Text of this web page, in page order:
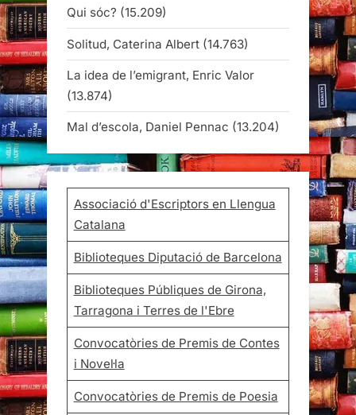
Qui sóc? (15.209)
Solitud, Caterina Albert (14.763)
La idea de l’emigrant, Enric Valor
(13.874)
Mal d’escola, Daniel Pennac (13.204)
Associació d'Escriptors en Llengua
Catalana
Biblioteques Diputació de Barcelona
Biblioteques Públiques de Girona,
Tarragona i Terres de l'Ebre
Convocatòries de Premis de Contes
i Novel·la
Convocatòries de Premis de Poesia